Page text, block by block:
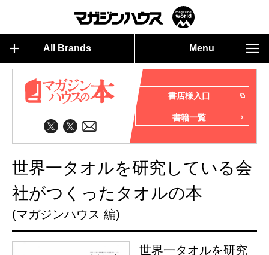
All Brands Menu
書店様入口
書籍一覧
世界一タオルを研究している会
社がつくったタオルの本
(マガジンハウス 編)
世界一タオルを研究